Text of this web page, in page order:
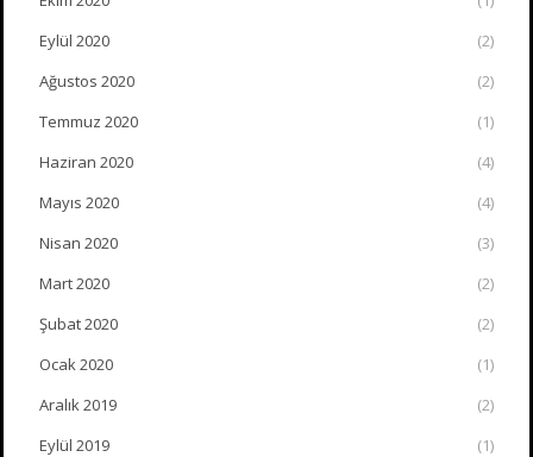
Eylül 2020
(2)
Ağustos 2020
(2)
Temmuz 2020
(1)
Haziran 2020
(4)
Mayıs 2020
(4)
Nisan 2020
(3)
Mart 2020
(2)
Şubat 2020
(2)
Ocak 2020
(1)
Aralık 2019
(2)
Eylül 2019
(1)